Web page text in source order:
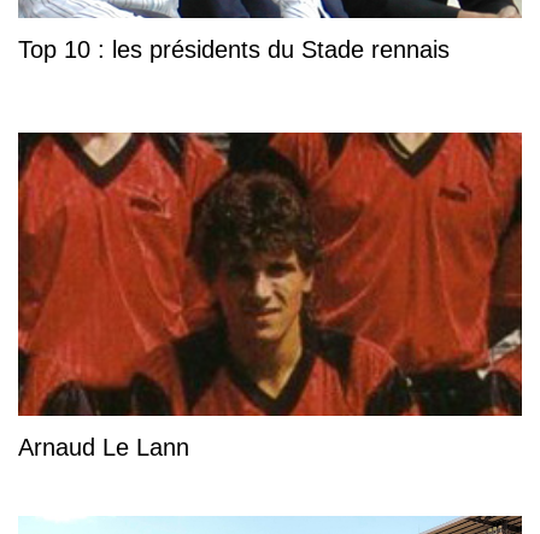
Top 10 : les présidents du Stade rennais
Arnaud Le Lann